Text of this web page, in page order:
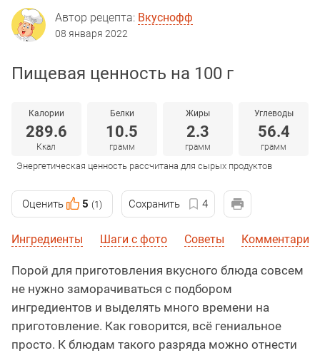
Автор рецепта: Вкуснофф
08 января 2022
Пищевая ценность на 100 г
Калории
289.6
Ккал
Белки
10.5
грамм
Жиры
2.3
грамм
Углеводы
56.4
грамм
Энергетическая ценность рассчитана для сырых продуктов
Оценить 5 (1) Сохранить 4
Ингредиенты Шаги с фото Советы Комментарии
Порой для приготовления вкусного блюда совсем
не нужно заморачиваться с подбором
ингредиентов и выделять много времени на
приготовление. Как говорится, всё гениальное
просто. К блюдам такого разряда можно отнести